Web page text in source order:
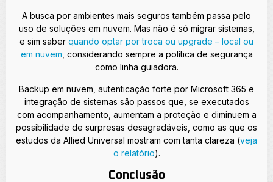
A busca por ambientes mais seguros também passa pelo
uso de soluções em nuvem. Mas não é só migrar sistemas,
e sim saber quando optar por troca ou upgrade – local ou
em nuvem , considerando sempre a política de segurança
como linha guiadora.
Backup em nuvem, autenticação forte por Microsoft 365 e
integração de sistemas são passos que, se executados
com acompanhamento, aumentam a proteção e diminuem a
possibilidade de surpresas desagradáveis, como as que os
estudos da Allied Universal mostram com tanta clareza (veja
o relatório).
Conclusão